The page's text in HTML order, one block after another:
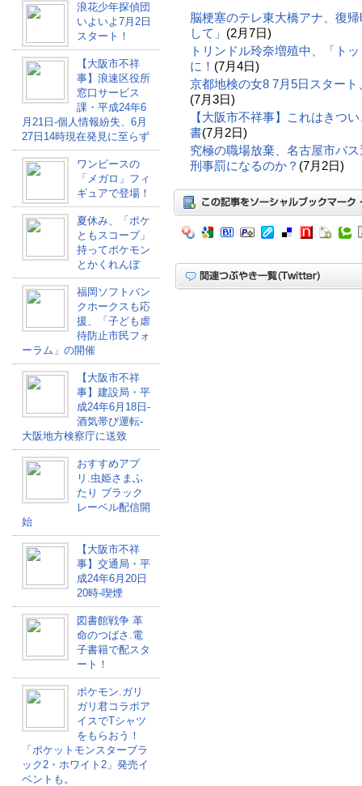
浪花少年探偵団
いよいよ7月2日
スタート！
【大阪市不祥
事】浪速区役所
窓口サービス
課・平成24年6
月21日-個人情報紛失、6月
27日14時現在発見に至らず
ワンピースの
「メガロ」フィ
ギュアで登場！
夏休み、「ポケ
ともスコープ」
持ってポケモン
とかくれんぼ
福岡ソフトバン
クホークスも応
援、「子ども虐
待防止市民フォ
ーラム」の開催
【大阪市不祥
事】建設局・平
成24年6月18日-
酒気帯び運転-
大阪地方検察庁に送致
おすすめアプ
リ.虫姫さまふ
たり ブラック
レーベル配信開
始
【大阪市不祥
事】交通局・平
成24年6月20日
20時-喫煙
図書館戦争 革
命のつばさ.電
子書籍で配スタ
ート！
ポケモン.ガリ
ガリ君コラボア
イスでTシャツ
をもらおう！
「ポケットモンスターブラ
ック2・ホワイト2」発売イ
ベントも。
脳梗塞のテレ東大橋アナ、復
して」 (2月7日)
トリンドル玲奈増殖中、「ト
に！ (7月4日)
京都地検の女8 7月5日スター
(7月3日)
【大阪市不祥事】これはきつ
書(7月2日)
究極の職場放棄、名古屋市バ
刑事罰になるのか？ (7月2日)